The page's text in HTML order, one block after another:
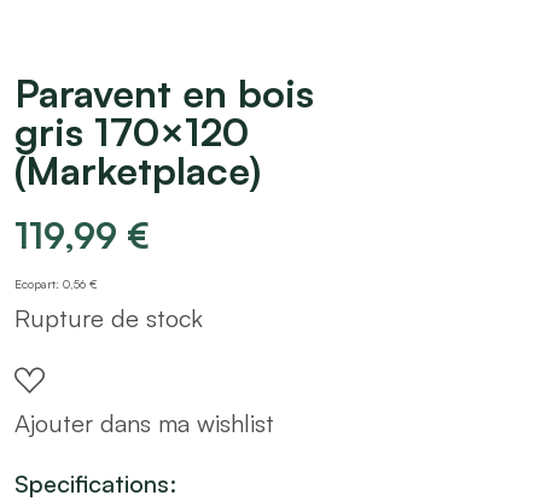
Paravent en bois
gris 170×120
(Marketplace)
119,99 €
Ecopart: 0,56 €
Rupture de stock
Ajouter dans ma wishlist
Specifications: